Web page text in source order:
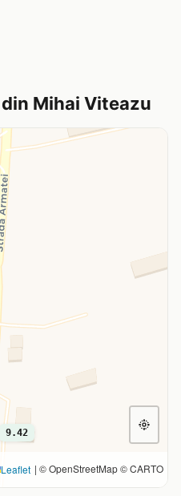
Mihai Viteazu
9.42
Leaflet | © OpenStreetMap © CARTO